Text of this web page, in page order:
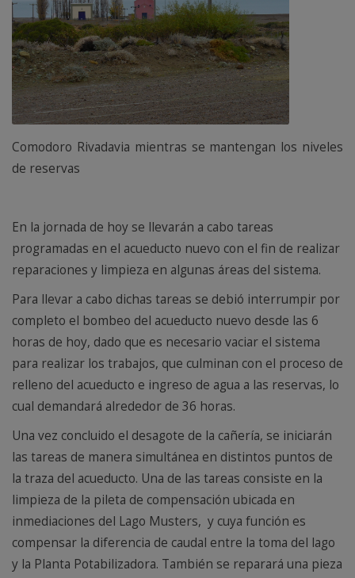
Comodoro Rivadavia mientras se mantengan los niveles
de reservas
En la jornada de hoy se llevarán a cabo tareas
programadas en el acueducto nuevo con el fin de realizar
reparaciones y limpieza en algunas áreas del sistema.
Para llevar a cabo dichas tareas se debió interrumpir por
completo el bombeo del acueducto nuevo desde las 6
horas de hoy, dado que es necesario vaciar el sistema
para realizar los trabajos, que culminan con el proceso de
relleno del acueducto e ingreso de agua a las reservas, lo
cual demandará alrededor de 36 horas.
Una vez concluido el desagote de la cañería, se iniciarán
las tareas de manera simultánea en distintos puntos de
la traza del acueducto. Una de las tareas consiste en la
limpieza de la pileta de compensación ubicada en
inmediaciones del Lago Musters, y cuya función es
compensar la diferencia de caudal entre la toma del lago
y la Planta Potabilizadora. También se reparará una pieza